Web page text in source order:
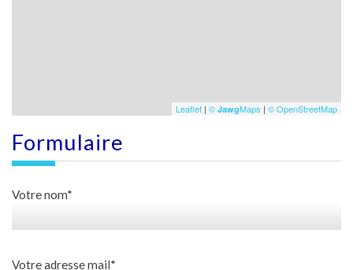
Leaflet | © JawgMaps | © OpenStreetMap
formulaire
Votre nom*
Votre adresse mail*